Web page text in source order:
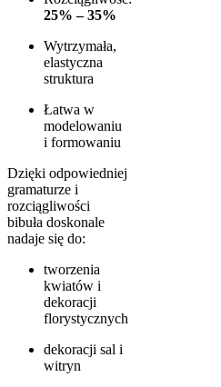
25% – 35%
Wytrzymała,
elastyczna
struktura
Łatwa w
modelowaniu
i formowaniu
Dzięki odpowiedniej
gramaturze i
rozciągliwości
bibuła doskonale
nadaje się do:
tworzenia
kwiatów i
dekoracji
florystycznych
dekoracji sal i
witryn